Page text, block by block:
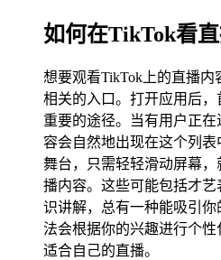
如何在TikTok看
想要观看TikTok上的直播内
相关的入口。打开应用后
重要的途径。当有用户正
容会自然地出现在这个列
舞台，只需轻轻滑动屏幕
播内容。这些可能包括才
识讲解，总有一种能吸引
法会根据你的兴趣进行个
适合自己的直播。